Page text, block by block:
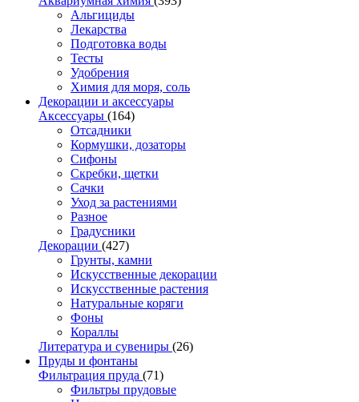
Альгициды
Лекарства
Подготовка воды
Тесты
Удобрения
Химия для моря, соль
Декорации и аксессуары
Аксессуары (164)
Отсадники
Кормушки, дозаторы
Сифоны
Скребки, щетки
Сачки
Уход за растениями
Разное
Градусники
Декорации (427)
Грунты, камни
Искусственные декорации
Искусственные растения
Натуральные коряги
Фоны
Кораллы
Литература и сувениры (26)
Пруды и фонтаны
Фильтрация пруда (71)
Фильтры прудовые